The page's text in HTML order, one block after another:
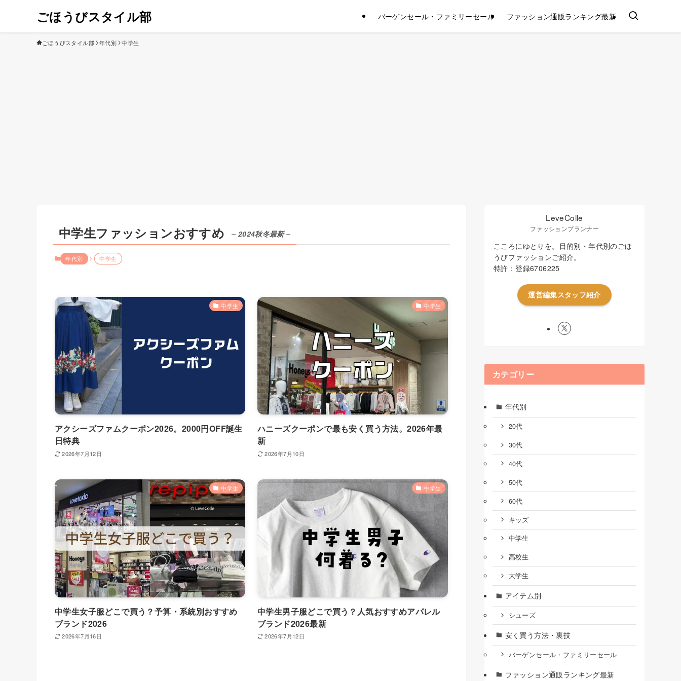
ごほうびスタイル部 バーゲンセール・ファミリーセール ファッション通販ランキング最新
ごほうびスタイル部 年代別 中学生
中学生ファッションおすすめ – 2024秋冬最新 –
年代別 中学生
中学生
アクシーズファムクーポン2026。2000円OFF誕生
日特典
2026年7月12日
中学生
ハニーズクーポンで最も安く買う方法。2026年最
新
2026年7月10日
中学生
中学生女子服どこで買う？予算・系統別おすすめ
ブランド2026
2026年7月16日
中学生
中学生男子服どこで買う？人気おすすめアパレル
ブランド2026最新
2026年7月12日
LeveColle
ファッションプランナー
こころにゆとりを。目的別・年代別のごほ
うびファッションご紹介。
特許：登録6706225
運営編集スタッフ紹介
カテゴリー
年代別
20代
30代
40代
50代
60代
キッズ
中学生
高校生
大学生
アイテム別
シューズ
安く買う方法・裏技
バーゲンセール・ファミリーセール
ファッション通販ランキング最新